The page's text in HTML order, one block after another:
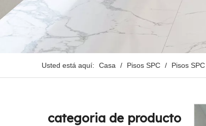
Usted está aquí: Casa / Pisos SPC / Pisos SPC
categoria de producto